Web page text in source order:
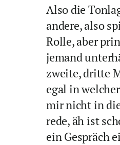
Also die
andere, also
Rolle, aber
jemand
zweite, dritte
egal in
mir nicht in
rede, äh ist
ein Gespräch